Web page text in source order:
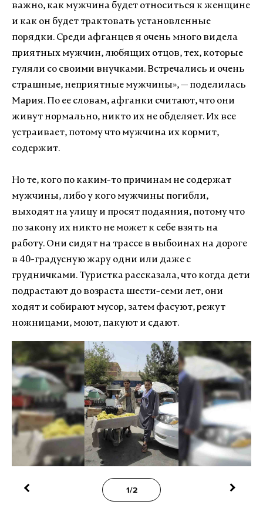
важно, как мужчина будет относиться к женщине
и как он будет трактовать установленные
порядки. Среди афганцев я очень много видела
приятных мужчин, любящих отцов, тех, которые
гуляли со своими внучками. Встречались и очень
страшные, неприятные мужчины», — поделилась
Мария. По ее словам, афганки считают, что они
живут нормально, никто их не обделяет. Их все
устраивает, потому что мужчина их кормит,
содержит.
Но те, кого по каким-то причинам не содержат
мужчины, либо у кого мужчины погибли,
выходят на улицу и просят подаяния, потому что
по закону их никто не может к себе взять на
работу. Они сидят на трассе в выбоинах на дороге
в 40-градусную жару одни или даже с
грудничками. Туристка рассказала, что когда дети
подрастают до возраста шести-семи лет, они
ходят и собирают мусор, затем фасуют, режут
ножницами, моют, пакуют и сдают.
1/2